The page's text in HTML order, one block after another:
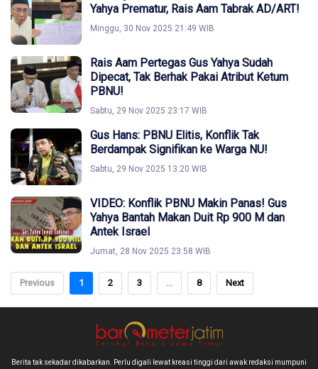
Yahya Prematur, Rais Aam Tabrak AD/ART!
Minggu, 30 Nov 2025 21:49 WIB
Rais Aam Pertegas Gus Yahya Sudah
Dipecat, Tak Berhak Pakai Atribut Ketum
PBNU!
Sabtu, 29 Nov 2025 23:17 WIB
Gus Hans: PBNU Elitis, Konflik Tak
Berdampak Signifikan ke Warga NU!
Sabtu, 29 Nov 2025 13:20 WIB
VIDEO: Konflik PBNU Makin Panas! Gus
Yahya Bantah Makan Duit Rp 900 M dan
Antek Israel
Jumat, 28 Nov 2025 23:58 WIB
Previous 1 2 3 ... 8 Next
Berita tak sekadar dikabarkan. Perlu digali lewat kreasi tinggi dari awak redaksi mumpuni